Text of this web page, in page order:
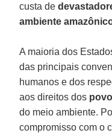
custa de
ambiente
A maioria dos
das principais
humanos e dos
aos direitos dos
do meio ambiente.
compromisso com o